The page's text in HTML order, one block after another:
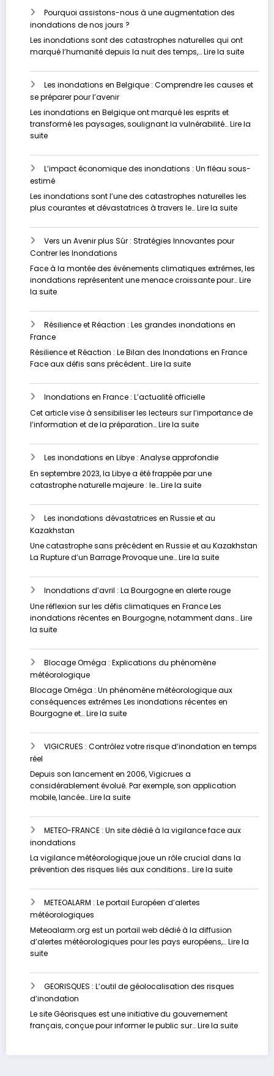
Pourquoi assistons-nous à une augmentation des
inondations de nos jours ?
Les inondations sont des catastrophes naturelles qui ont
marqué l’humanité depuis la nuit des temps,…Lire la suite:
nous
de
nos
Les inondations en Belgique : Comprendre les causes et
se préparer pour l’avenir
Les inondations en Belgique ont marqué les esprits et
transformé les paysages, soulignant la vulnérabilité…Lire la
suite:
inondations
en
Belgique
:
Comprendre
causes
et
se
préparer
pour
l’avenir
L’impact économique des inondations : Un fléau sous-
estimé
Les inondations sont l’une des catastrophes naturelles les
plus courantes et dévastatrices à travers le…Lire la suite:
:
Un
estimé
Vers un Avenir plus Sûr : Stratégies Innovantes pour
Contrer les Inondations
Face à la montée des événements climatiques extrêmes, les
inondations représentent une menace croissante pour…Lire
la suite:
un
Avenir
Sûr
:
Innovantes
pour
les
Inondations
Résilience et Réaction : Les grandes inondations en
France
Résilience et Réaction : Le Bilan des Inondations en France
Face aux défis sans précédent…Lire la suite:
et
Réaction
:
Les
inondations
en
Inondations en France : L’actualité officielle
Cet article vise à sensibiliser les lecteurs sur l’importance de
l’information et de la préparation…Lire la suite:
en
France
:
L’actualité
Les inondations en Libye : Analyse approfondie
En septembre 2023, la Libye a été frappée par une
catastrophe naturelle majeure : le…Lire la suite:
inondations
en
:
Analyse
Les inondations dévastatrices en Russie et au
Kazakhstan
Une catastrophe sans précédent en Russie et au Kazakhstan
La Rupture d’un Barrage Provoque une…Lire la suite:
inondations
dévastatrices
en
Russie
Kazakhstan
Inondations d’avril : La Bourgogne en alerte rouge
Une réflexion sur les défis climatiques en France Les
inondations récentes en Bourgogne, notamment dans…Lire
la suite:
d’avril
:
La
Bourgogne
en
alerte
Blocage Oméga : Explications du phénomène
météorologique
Blocage Oméga : Un phénomène météorologique aux
conséquences extrêmes Les inondations récentes en
Bourgogne et…Lire la suite:
Oméga
:
du
phénomène
météorologique
VIGICRUES : Contrôlez votre risque d’inondation en temps
réel
Depuis son lancement en 2006, Vigicrues a
considérablement évolué. Par exemple, son application
mobile, lancée…Lire la suite:
:
Contrôlez
risque
d’inondation
temps
réel
METEO-FRANCE : Un site dédié à la vigilance face aux
inondations
La vigilance météorologique joue un rôle crucial dans la
prévention des risques liés aux conditions…Lire la suite:
FRANCE
dédié
vigilance
face
METEOALARM : Le portail Européen d’alertes
météorologiques
Meteoalarm.org est un portail web dédié à la diffusion
d’alertes météorologiques pour les pays européens,…Lire la
suite:
:
Le
portail
Européen
d’alertes
GEORISQUES : L’outil de géolocalisation des risques
d’inondation
Le site Géorisques est une initiative du gouvernement
français, conçue pour informer le public sur…Lire la suite: